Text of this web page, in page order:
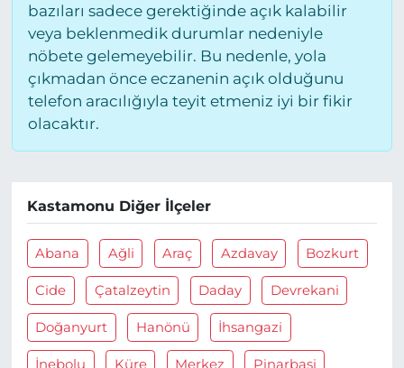
bazıları sadece gerektiğinde açık kalabilir
veya beklenmedik durumlar nedeniyle
nöbete gelemeyebilir. Bu nedenle, yola
çıkmadan önce eczanenin açık olduğunu
telefon aracılığıyla teyit etmeniz iyi bir fikir
olacaktır.
Kastamonu Diğer İlçeler
Abana Ağli Araç Azdavay Bozkurt
Cide Çatalzeytin Daday Devrekani
Doğanyurt Hanönü İhsangazi
İnebolu Küre Merkez Pinarbaşi